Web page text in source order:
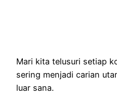
Mari kita telusuri setiap
sering menjadi carian
luar sana.